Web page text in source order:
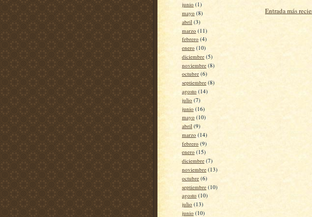
junio (1)
mayo (8)
abril (3)
marzo (11)
febrero (4)
enero (10)
diciembre (5)
noviembre (8)
octubre (6)
septiembre (8)
agosto (14)
julio (7)
junio (16)
mayo (10)
abril (9)
marzo (14)
febrero (9)
enero (15)
diciembre (7)
noviembre (13)
octubre (6)
septiembre (10)
agosto (10)
julio (13)
junio (10)
Entrada más